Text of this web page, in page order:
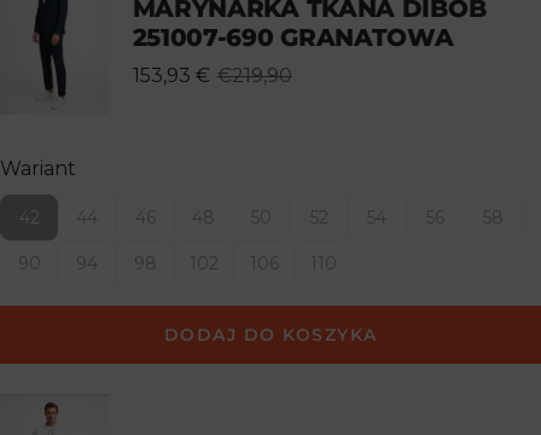
MARYNARKA TKANA DIBOB
251007-690 GRANATOWA
153,93 € €219,90
Wariant
42 44 46 48 50 52 54 56 58
90 94 98 102 106 110
DODAJ DO KOSZYKA